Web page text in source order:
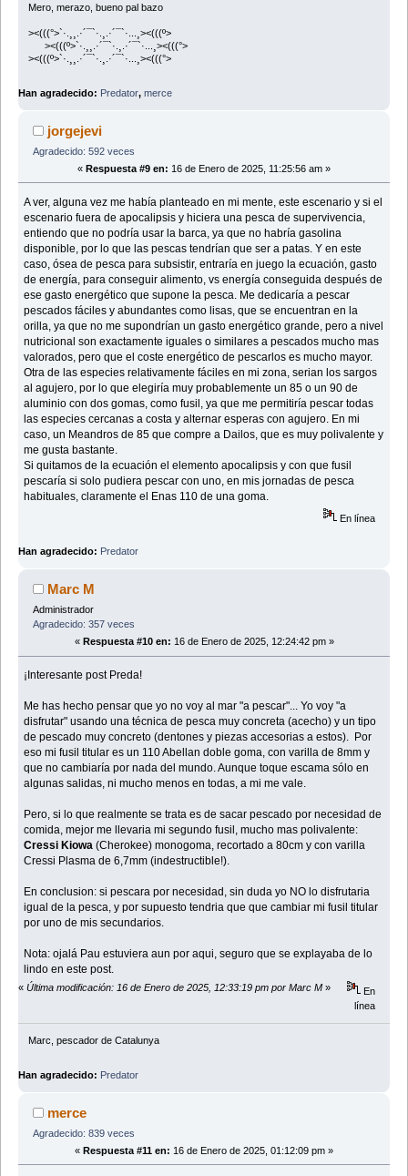
Mero, merazo, bueno pal bazo
><(((°>`·.¸¸.·´¯`·.¸.·´¯`·...¸><(((º>
><(((º>`·.¸¸.·´¯`·.¸.·´¯`·...¸><(((°>
><(((º>`·.¸¸.·´¯`·.¸.·´¯`·...¸><(((°>
Han agradecido: Predator, merce
jorgejevi
Agradecido: 592 veces
« Respuesta #9 en: 16 de Enero de 2025, 11:25:56 am »
A ver, alguna vez me había planteado en mi mente, este escenario y si el
escenario fuera de apocalipsis y hiciera una pesca de supervivencia,
entiendo que no podría usar la barca, ya que no habría gasolina
disponible, por lo que las pescas tendrían que ser a patas. Y en este
caso, ósea de pesca para subsistir, entraría en juego la ecuación, gasto
de energía, para conseguir alimento, vs energía conseguida después de
ese gasto energético que supone la pesca. Me dedicaría a pescar
pescados fáciles y abundantes como lisas, que se encuentran en la
orilla, ya que no me supondrían un gasto energético grande, pero a nivel
nutricional son exactamente iguales o similares a pescados mucho mas
valorados, pero que el coste energético de pescarlos es mucho mayor.
Otra de las especies relativamente fáciles en mi zona, serian los sargos
al agujero, por lo que elegiría muy probablemente un 85 o un 90 de
aluminio con dos gomas, como fusil, ya que me permitiría pescar todas
las especies cercanas a costa y alternar esperas con agujero. En mi
caso, un Meandros de 85 que compre a Dailos, que es muy polivalente y
me gusta bastante.
Si quitamos de la ecuación el elemento apocalipsis y con que fusil
pescaría si solo pudiera pescar con uno, en mis jornadas de pesca
habituales, claramente el Enas 110 de una goma.
En línea
Han agradecido: Predator
Marc M
Administrador
Agradecido: 357 veces
« Respuesta #10 en: 16 de Enero de 2025, 12:24:42 pm »
¡Interesante post Preda!
Me has hecho pensar que yo no voy al mar "a pescar"... Yo voy "a
disfrutar" usando una técnica de pesca muy concreta (acecho) y un tipo
de pescado muy concreto (dentones y piezas accesorias a estos). Por
eso mi fusil titular es un 110 Abellan doble goma, con varilla de 8mm y
que no cambiaría por nada del mundo. Aunque toque escama sólo en
algunas salidas, ni mucho menos en todas, a mi me vale.
Pero, si lo que realmente se trata es de sacar pescado por necesidad de
comida, mejor me llevaria mi segundo fusil, mucho mas polivalente:
Cressi Kiowa (Cherokee) monogoma, recortado a 80cm y con varilla
Cressi Plasma de 6,7mm (indestructible!).
En conclusion: si pescara por necesidad, sin duda yo NO lo disfrutaria
igual de la pesca, y por supuesto tendria que que cambiar mi fusil titular
por uno de mis secundarios.
Nota: ojalá Pau estuviera aun por aqui, seguro que se explayaba de lo
lindo en este post.
« Última modificación: 16 de Enero de 2025, 12:33:19 pm por Marc M »
En
línea
Marc, pescador de Catalunya
Han agradecido: Predator
merce
Agradecido: 839 veces
« Respuesta #11 en: 16 de Enero de 2025, 01:12:09 pm »